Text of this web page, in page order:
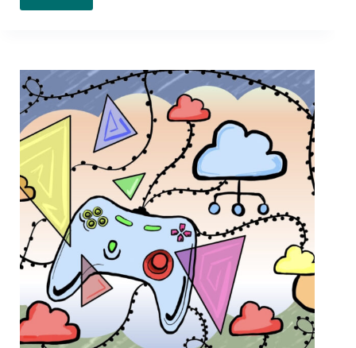
Überwachungsstaat:
technologischen
Fortschritts